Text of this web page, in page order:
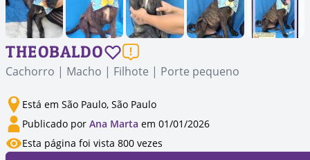
THEOBALDO
Cachorro | Macho | Filhote | Porte pequeno
Está em São Paulo, São Paulo
Publicado por Ana Marta em 01/01/2026
Esta página foi vista 800 vezes